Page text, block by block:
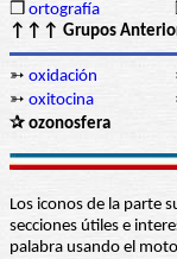
❒ ortografía
↑↑↑ Grupos
➳ oxidación
➳ oxitocina
✰ ozonosfera
Los iconos de la parte
secciones útiles e
palabra usando el